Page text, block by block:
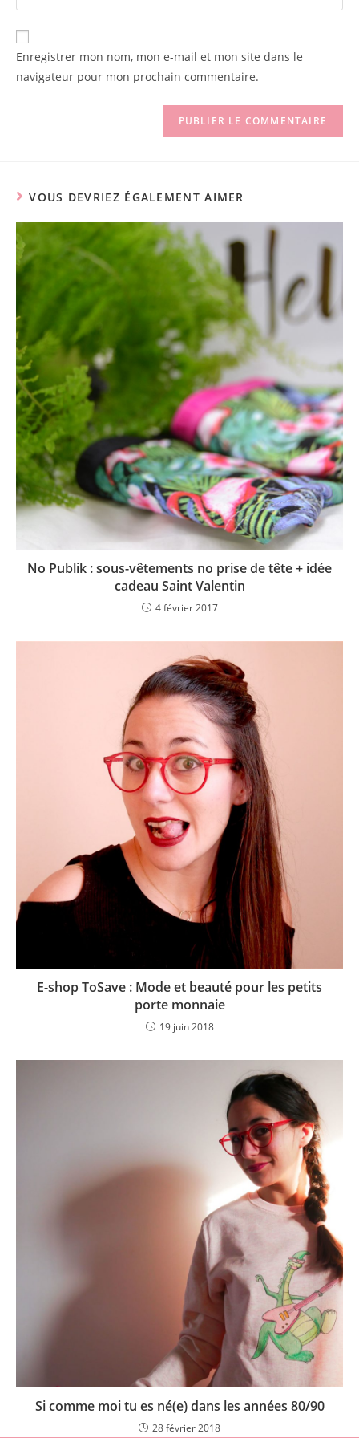
comment
comment
your
website
URL
(optional)
Enregistrer mon nom, mon e-mail et mon site dans le
navigateur pour mon prochain commentaire.
VOUS DEVRIEZ ÉGALEMENT AIMER
No Publik : sous-vêtements no prise de tête + idée
cadeau Saint Valentin
4 février 2017
E-shop ToSave : Mode et beauté pour les petits
porte monnaie
19 juin 2018
Si comme moi tu es né(e) dans les années 80/90
28 février 2018